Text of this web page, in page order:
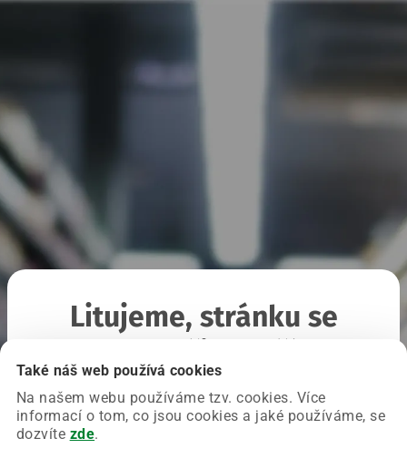
Také náš web používá cookies
Na našem webu používáme tzv. cookies. Více
informací o tom, co jsou cookies a jaké používáme, se
dozvíte zde.
Litujeme, stránku se
Chyba nastala na naší straně a už ji opravujeme.
Zkuste prosím znovu načíst požadovanou stránku.